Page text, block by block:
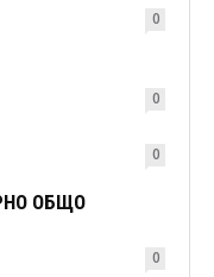
0
0
0
ОБЩО
0